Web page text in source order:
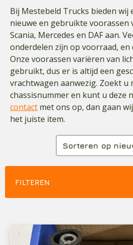
Bij Mestebeld Trucks bieden
nieuwe en gebruikte voorassen
Scania, Mercedes en DAF aan.
onderdelen zijn op voorraad, en
Onze voorassen variëren van
gebruikt, dus er is altijd een
vrachtwagen aanwezig. Zoekt u
chassisnummer en kunt u deze
contact met ons op, dan gaan
het juiste item.
FILTEREN